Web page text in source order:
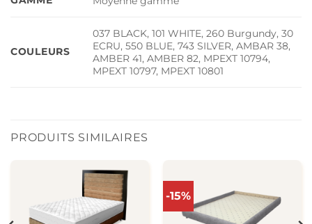
COULEURS
037 BLACK, 101 WHITE, 260 Burgundy, 30
ECRU, 550 BLUE, 743 SILVER, AMBAR 38,
AMBER 41, AMBER 82, MPEXT 10794,
MPEXT 10797, MPEXT 10801
PRODUITS SIMILAIRES
-15%